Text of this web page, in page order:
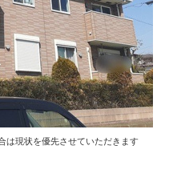
は現状を優先させていただきます